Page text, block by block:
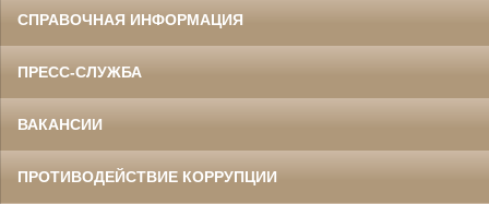
СПРАВОЧНАЯ ИНФОРМАЦИЯ
ПРЕСС-СЛУЖБА
ВАКАНСИИ
ПРОТИВОДЕЙСТВИЕ КОРРУПЦИИ